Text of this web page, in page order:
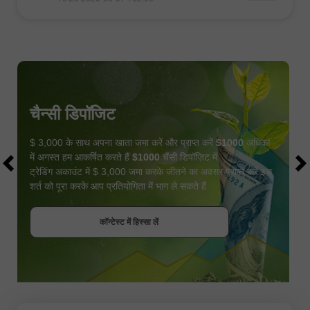
कॉन्टेस्ट में हिस्सा लें
चैन्सी डिपॉजिट
$ 3,000 के साथ अपना खाता जमा करें और प्राप्त करें $1000 अधिक!
में अगस्त हम आकर्षित करते हैं $1000 चैंसी डिपॉज़िट में
ट्रेडिंग अकाउंट में $ 3,000 जमा करके जीतने का अवसर प्राप्त करें इस
शर्त को पूरा करके आप प्रतियोगिता में भाग ले सकते हैं
कॉन्टेस्ट में हिस्सा लें
कॉन्टेस्ट में हिस्सा लें